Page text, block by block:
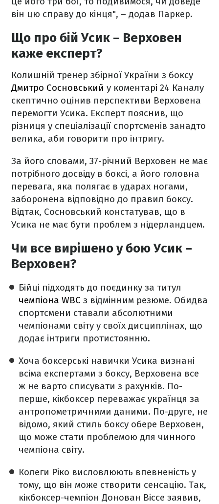
він цю справу до кінця", – додав Паркер.
Що про бій Усик – Верховен
каже експерт?
Колишній тренер збірної України з боксу
Дмитро Сосновський у коментарі 24 Каналу
скептично оцінив перспективи Верховена
перемогти Усика. Експерт пояснив, що
різниця у спеціалізації спортсменів занадто
велика, аби говорити про інтригу.
За його словами, 37-річний Верховен не має
потрібного досвіду в боксі, а його головна
перевага, яка полягає в ударах ногами,
заборонена відповідно до правил боксу.
Відтак, Сосновський констатував, що в
Усика не має бути проблем з нідерландцем.
Чи все вирішено у бою Усик –
Верховен?
Бійці підходять до поєдинку за титул
чемпіона WBC з відмінним резюме. Обидва
спортсмени ставали абсолютними
чемпіонами світу у своїх дисциплінах, що
додає інтриги протистоянню.
Хоча боксерські навички Усика визнані
всіма експертами з боксу, Верховена все
ж не варто списувати з рахунків. По-
перше, кікбоксер переважає українця за
антропометричними даними. По-друге, не
відомо, який стиль боксу обере Верховен,
що може стати проблемою для чинного
чемпіона світу.
Колеги Ріко висловлюють впевненість у
тому, що він може створити сенсацію. Так,
кікбоксер-чемпіон Донован Віссе заявив,